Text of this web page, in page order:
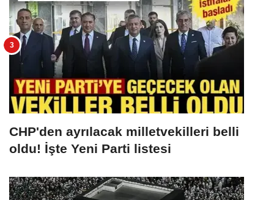
CHP'den ayrılacak milletvekilleri belli
oldu! İşte Yeni Parti listesi